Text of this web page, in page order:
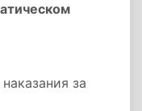
за